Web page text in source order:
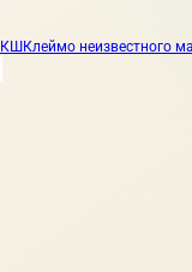
КШКлеймо неизвестного